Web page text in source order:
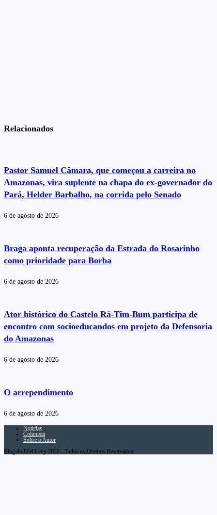
Relacionados
Pastor Samuel Câmara, que começou a carreira no
Amazonas, vira suplente na chapa do ex-governador do
Pará, Helder Barbalho, na corrida pelo Senado
6 de agosto de 2026
Braga aponta recuperação da Estrada do Rosarinho
como prioridade para Borba
6 de agosto de 2026
Ator histórico do Castelo Rá-Tim-Bum participa de
encontro com socioeducandos em projeto da Defensoria
do Amazonas
6 de agosto de 2026
O arrependimento
6 de agosto de 2026
Notícias
Colunista
Sobre o Autor
Blog do Hiel Levy 2020 - Todos os Direitos Reservados